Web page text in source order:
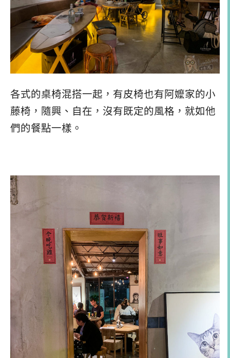
各式的桌椅混搭一起，有皮椅也有阿嬤家的小
藤椅，隨興、自在，沒有既定的風格，就如他
們的餐點一樣。